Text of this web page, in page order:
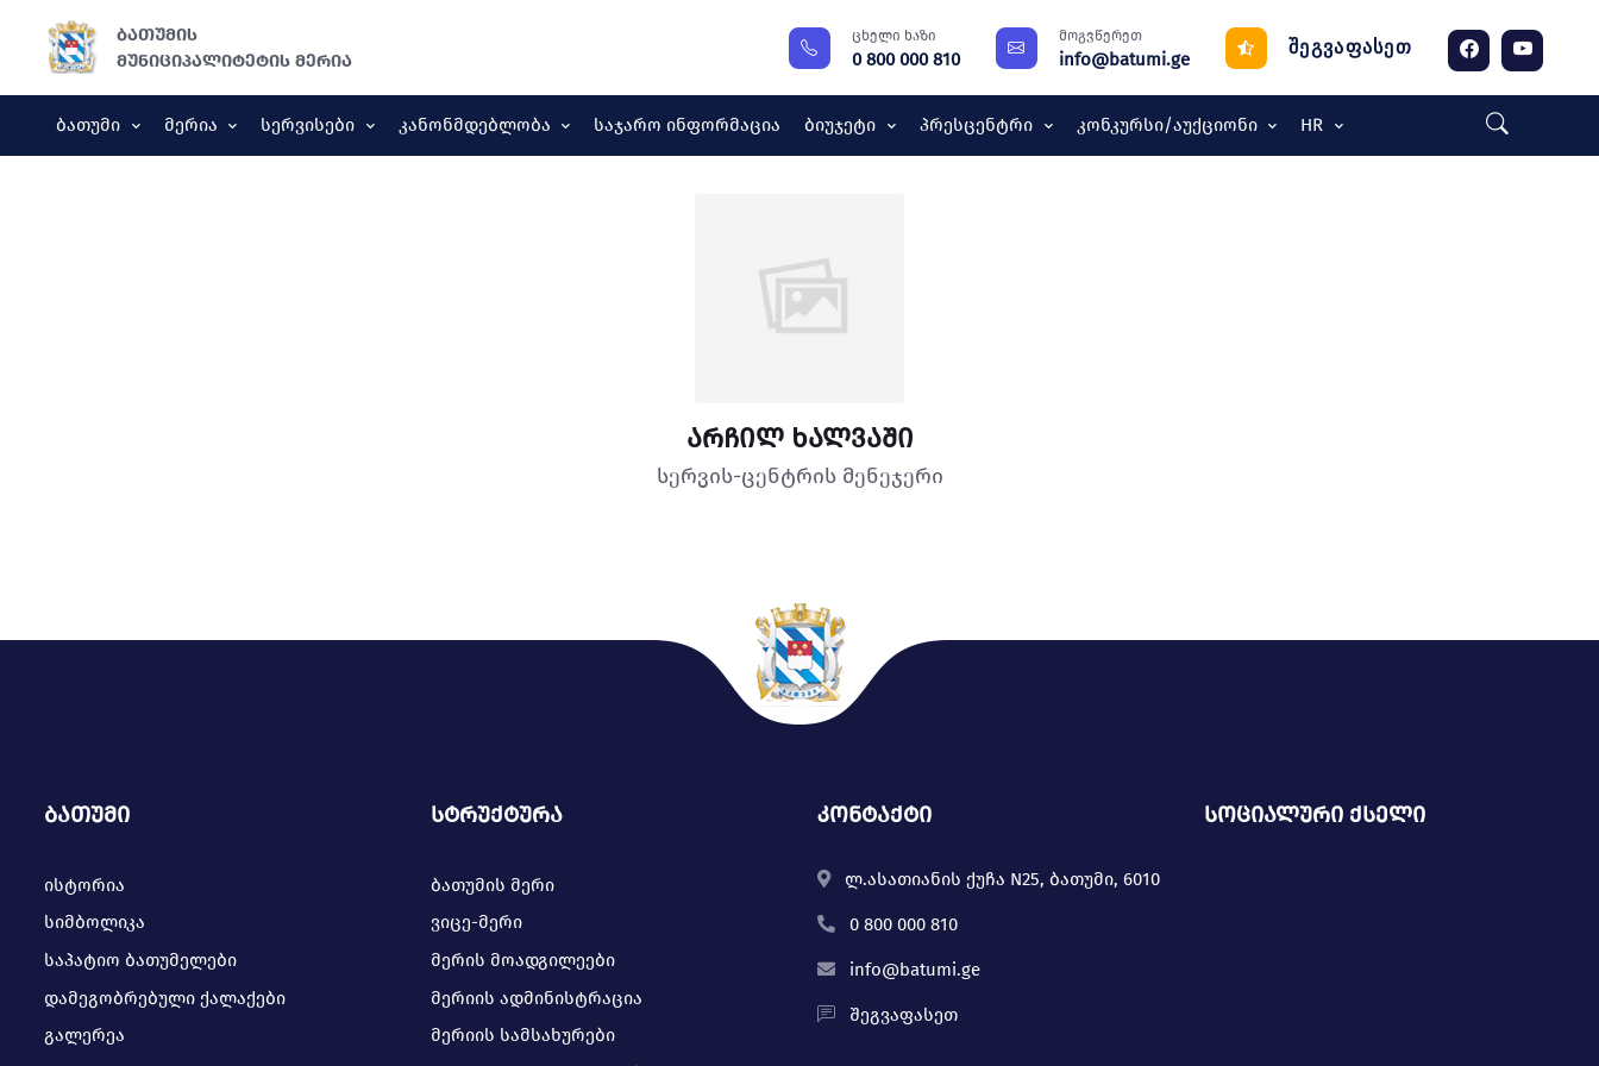
ბათუმის
მუნიციპალიტეტის მერია
ცხელი ხაზი
0 800 000 810
მოგვწერეთ
info@batumi.ge
შეგვაფასეთ
Ბათუმი Მერია Სერვისები Კანონმდებლობა Საჯარო Ინფორმაცია Ბიუჯეტი Პრესცენტრი Კონკურსი/აუქციონი HR
არჩილ ხალვაში
სერვის-ცენტრის მენეჯერი
ბათუმი
ისტორია
სიმბოლიკა
საპატიო ბათუმელები
დამეგობრებული ქალაქები
გალერეა
სტრუქტურა
ბათუმის მერი
ვიცე-მერი
მერის მოადგილეები
მერიის ადმინისტრაცია
მერიის სამსახურები
კონტაქტი
ლ.ასათიანის ქუჩა N25, ბათუმი, 6010
0 800 000 810
info@batumi.ge
შეგვაფასეთ
სოციალური ქსელი